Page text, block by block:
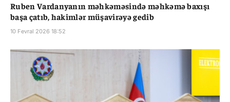
Ruben Vardanyanın məhkəməsində məhkəmə baxışı
başa çatıb, hakimlər müşavirəyə gedib
10 Fevral 2026 18:52